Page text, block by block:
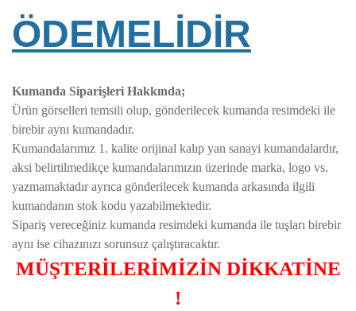
ÖDEMELİDİR
Kumanda Siparişleri Hakkında;
Ürün görselleri temsili olup, gönderilecek kumanda resimdeki ile
birebir aynı kumandadır.
Kumandalarımız 1. kalite orijinal kalıp yan sanayi kumandalardır,
aksi belirtilmedikçe kumandalarımızın üzerinde marka, logo vs.
yazmamaktadır ayrıca gönderilecek kumanda arkasında ilgili
kumandanın stok kodu yazabilmektedir.
Sipariş vereceğiniz kumanda resimdeki kumanda ile tuşları birebir
aynı ise cihazınızı sorunsuz çalıştıracaktır.
MÜŞTERİLERİMİZİN DİKKATİNE
!